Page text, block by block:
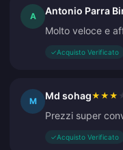
A Antonio Parra
Molto veloce e
✓Acquisto Verificato
M Md sohag★ ★ ★
Prezzi super
✓Acquisto Verificato